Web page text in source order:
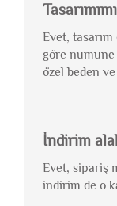
Evet,
göre
özel beden
İndirim
Evet, sipariş
indirim de o